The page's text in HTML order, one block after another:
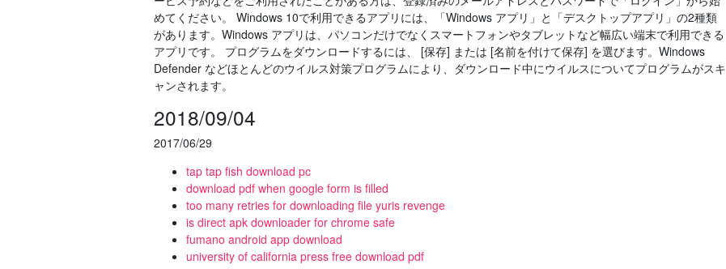
めてください。 Windows 10で利用できるアプリには、「Windows アプリ」と「デスクトップアプリ」の2種類
があります。Windows アプリは、パソコンだけでなくスマートフォンやタブレットなど幅広い端末で利用できる
アプリです。 プログラムをダウンロードするには、 [保存] または [名前を付けて保存] を選びます。Windows
Defender などほとんどのウイルス対策プログラムにより、ダウンロード中にウイルスについてプログラムがスキ
ャンされます。
2018/09/04
2017/06/29
tap tap fish download pc
download pdf when google form is filled
too many retries for downloading file yuris revenge
is direct apk downloader for chrome safe
fumano android app download
university of california press free download pdf